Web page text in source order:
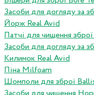
Засоби для догляду за
Йорж Real Avid
Патчі для чищення
Засоби для догляду за
Килимок Real Avid
Піна Milfoam
Шомполи для зброї